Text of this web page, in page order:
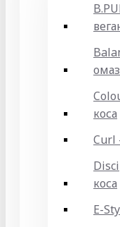
коса
Curl
коса
E-